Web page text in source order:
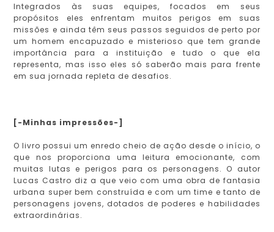
Integrados às suas equipes, focados em seus
propósitos eles enfrentam muitos perigos em suas
missões e ainda têm seus passos seguidos de perto por
um homem encapuzado e misterioso que tem grande
importância para a instituição e tudo o que ela
representa, mas isso eles só saberão mais para frente
em sua jornada repleta de desafios.
[-Minhas impressões-]
O livro possui um enredo cheio de ação desde o início, o
que nos proporciona uma leitura emocionante, com
muitas lutas e perigos para os personagens. O autor
Lucas Castro diz a que veio com uma obra de fantasia
urbana super bem construída e com um time e tanto de
personagens jovens, dotados de poderes e habilidades
extraordinárias.